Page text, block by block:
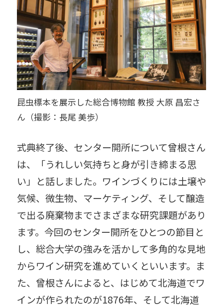
昆虫標本を展示した総合博物館 教授 大原 昌宏さ
ん（撮影：長尾 美歩）
式典終了後、センター開所について曾根さん
は、「うれしい気持ちと身が引き締まる思
い」と話しました。ワインづくりには土壌や
気候、微生物、マーケティング、そして醸造
で出る廃棄物までさまざまな研究課題があり
ます。今回のセンター開所をひとつの節目と
し、総合大学の強みを活かして多角的な見地
からワイン研究を進めていくといいます。ま
た、曾根さんによると、はじめて北海道でワ
インが作られたのが1876年、そして北海道